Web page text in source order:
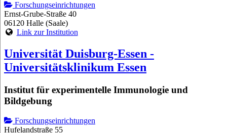
Forschungseinrichtungen
Ernst-Grube-Straße 40
06120 Halle (Saale)
Link zur Institution
Universität Duisburg-Essen -
Universitätsklinikum Essen
Institut für experimentelle Immunologie und
Bildgebung
Forschungseinrichtungen
Hufelandstraße 55